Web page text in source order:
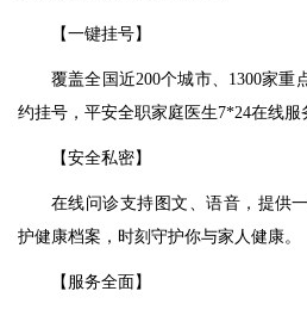
【一键挂号】
覆盖全国近200个城市、1300家重
约挂号，平安全职家庭医生7*24在线服
【安全私密】
在线问诊支持图文、语音，提供
护健康档案，时刻守护你与家人健康。
【服务全面】